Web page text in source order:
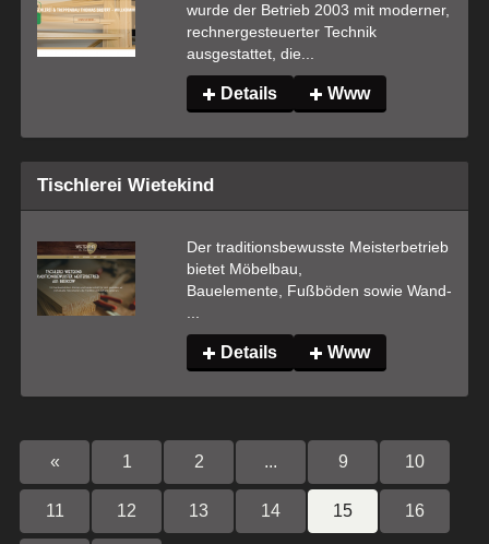
wurde der Betrieb 2003 mit moderner,
rechnergesteuerter Technik
ausgestattet, die...
Details Www
Tischlerei Wietekind
Der traditionsbewusste Meisterbetrieb
bietet Möbelbau,
Bauelemente, Fußböden sowie Wand-
...
Details Www
« 1 2 ... 9 10
11 12 13 14 15 16